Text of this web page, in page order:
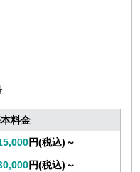
料金
円(税込)～
円(税込)～